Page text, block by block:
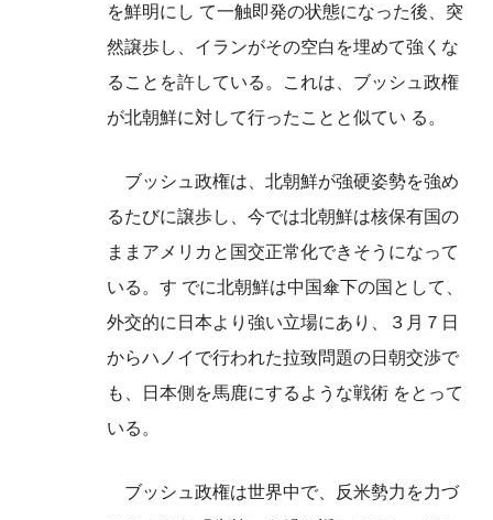
を鮮明にし て一触即発の状態になった後、突
然譲歩し、イランがその空白を埋めて強くな
ることを許している。これは、ブッシュ政権
が北朝鮮に対して行ったことと似てい る。
ブッシュ政権は、北朝鮮が強硬姿勢を強め
るたびに譲歩し、今では北朝鮮は核保有国の
ままアメリカと国交正常化できそうになって
いる。す でに北朝鮮は中国傘下の国として、
外交的に日本より強い立場にあり、３月７日
からハノイで行われた拉致問題の日朝交渉で
も、日本側を馬鹿にするような戦術 をとって
いる。
ブッシュ政権は世界中で、反米勢力を力づ